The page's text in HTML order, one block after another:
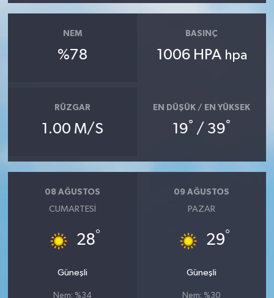
NEM
%78
BASINÇ
1006 HPA hpa
RÜZGAR
1.00 M/S
EN DÜŞÜK / EN YÜKSEK
19° / 39°
08 AĞUSTOS
CUMARTESI
28°
Güneşli
Nem: %34
09 AĞUSTOS
PAZAR
29°
Güneşli
Nem: %30